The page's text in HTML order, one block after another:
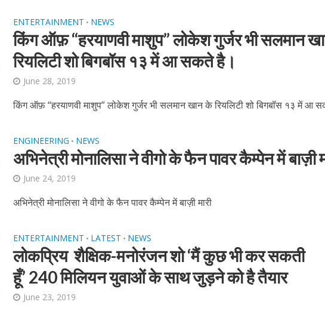
कुलदीप कुमार की “गौरी शंकर की प्रेम कहानी” ने मचाया धमाल
‘शेल्टर होम’ के एक सीन ने तोड़ दिया दिव्या त्यागी का सब्र, कैमरा बंद होने के बाद भी नहीं थमे आंसू
ENTERTAINMENT • NEWS
किंग ऑफ़ “हरयाणवी माशुप” लोकेश गुर्जर भी सलमान
रियलिटी शो बिगबॉस १३ में आ सकते है।
June 28, 2019
किंग ऑफ़ “हरयाणवी माशुप” लोकेश गुर्जर भी सलमान खान के रियलिटी शो बिगबॉस १३ में आ
ENGINEERING • NEWS
अभिनेत्री मोनालिसा ने वीगो के फैन पावर कैम्पेन में बाज़ी
June 24, 2019
अभिनेत्री मोनालिसा ने वीगो के फैन पावर कैम्पेन में बाज़ी मारी
ENTERTAINMENT • LATEST • NEWS
लोकप्रिय शैक्षिक-मनोरंजन शो ‘मैं कुछ भी कर सकती
हूँ’ 240 मिलियन युवाओं के साथ जुड़ने को है तैयार
June 23, 2019